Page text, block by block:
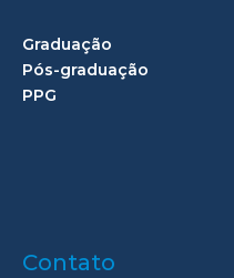
Graduação
Pós-graduação
PPG
Contato